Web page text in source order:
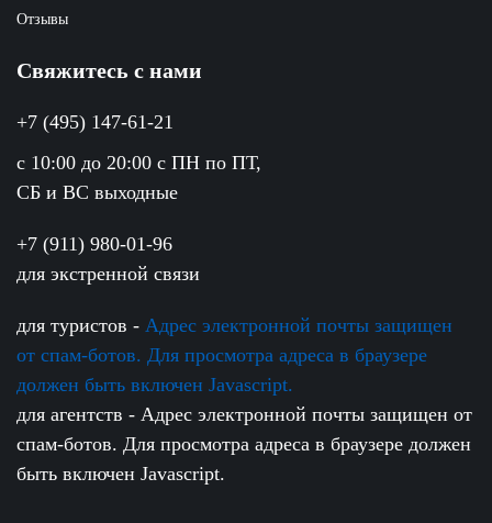
Отзывы
Свяжитесь с нами
+7 (495) 147-61-21
c 10:00 до 20:00 с ПН по ПТ,
СБ и ВС выходные
+7 (911) 980-01-96
для экстренной связи
для туристов - Адрес электронной почты защищен
от спам-ботов. Для просмотра адреса в браузере
должен быть включен Javascript.
для агентств - Адрес электронной почты защищен от
спам-ботов. Для просмотра адреса в браузере должен
быть включен Javascript.